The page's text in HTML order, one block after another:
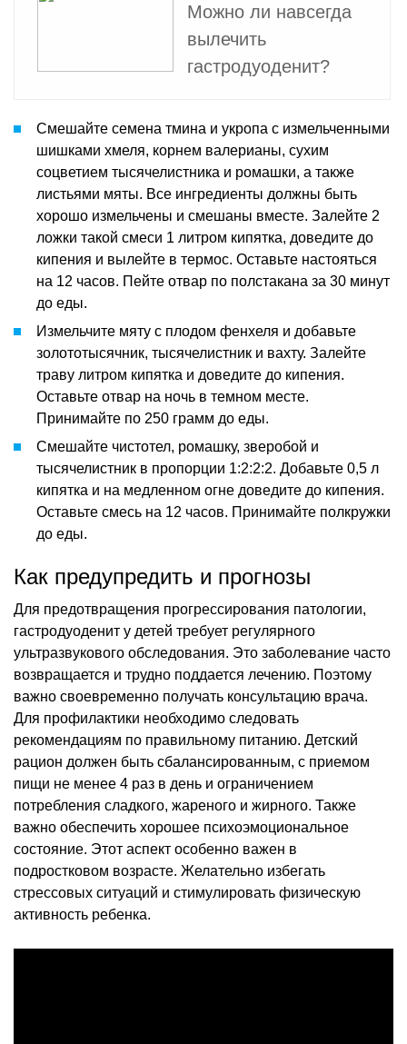
Можно ли навсегда
вылечить
гастродуоденит?
Смешайте семена тмина и укропа с измельченными
шишками хмеля, корнем валерианы, сухим
соцветием тысячелистника и ромашки, а также
листьями мяты. Все ингредиенты должны быть
хорошо измельчены и смешаны вместе. Залейте 2
ложки такой смеси 1 литром кипятка, доведите до
кипения и вылейте в термос. Оставьте настояться
на 12 часов. Пейте отвар по полстакана за 30 минут
до еды.
Измельчите мяту с плодом фенхеля и добавьте
золототысячник, тысячелистник и вахту. Залейте
траву литром кипятка и доведите до кипения.
Оставьте отвар на ночь в темном месте.
Принимайте по 250 грамм до еды.
Смешайте чистотел, ромашку, зверобой и
тысячелистник в пропорции 1:2:2:2. Добавьте 0,5 л
кипятка и на медленном огне доведите до кипения.
Оставьте смесь на 12 часов. Принимайте полкружки
до еды.
Как предупредить и прогнозы
Для предотвращения прогрессирования патологии,
гастродуоденит у детей требует регулярного
ультразвукового обследования. Это заболевание часто
возвращается и трудно поддается лечению. Поэтому
важно своевременно получать консультацию врача.
Для профилактики необходимо следовать
рекомендациям по правильному питанию. Детский
рацион должен быть сбалансированным, с приемом
пищи не менее 4 раз в день и ограничением
потребления сладкого, жареного и жирного. Также
важно обеспечить хорошее психоэмоциональное
состояние. Этот аспект особенно важен в
подростковом возрасте. Желательно избегать
стрессовых ситуаций и стимулировать физическую
активность ребенка.